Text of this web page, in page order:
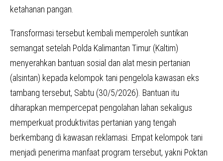
ketahanan pangan.
Transformasi tersebut kembali memperoleh suntikan
semangat setelah Polda Kalimantan Timur (Kaltim)
menyerahkan bantuan sosial dan alat mesin pertanian
(alsintan) kepada kelompok tani pengelola kawasan eks
tambang tersebut, Sabtu (30/5/2026). Bantuan itu
diharapkan mempercepat pengolahan lahan sekaligus
memperkuat produktivitas pertanian yang tengah
berkembang di kawasan reklamasi. Empat kelompok tani
menjadi penerima manfaat program tersebut, yakni Poktan